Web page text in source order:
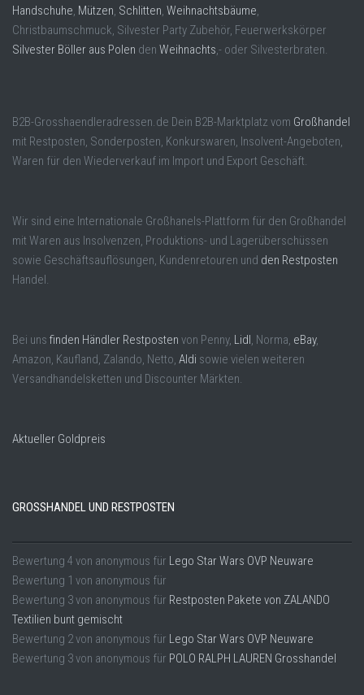
Handschuhe, Mützen, Schlitten, Weihnachtsbäume,
Christbaumschmuck, Silvester Party Zubehör, Feuerwerkskörper
Silvester Böller aus Polen den Weihnachts,- oder Silvesterbraten.
B2B-Grosshaendleradressen.de Dein B2B-Marktplatz vom Großhandel
mit Restposten, Sonderposten, Konkurswaren, Insolvent-Angeboten,
Waren für den Wiederverkauf im Import und Export Geschäft.
Wir sind eine Internationale Großhanels-Plattform für den Großhandel
mit Waren aus Insolvenzen, Produktions- und Lagerüberschüssen
sowie Geschäftsauflösungen, Kundenretouren und den Restposten
Handel.
Bei uns finden Händler Restposten von Penny, Lidl , Norma, eBay,
Amazon, Kaufland, Zalando, Netto, Aldi sowie vielen weiteren
Versandhandelsketten und Discounter Märkten.
Aktueller Goldpreis
GROSSHANDEL UND RESTPOSTEN
Bewertung 4 von anonymous für Lego Star Wars OVP Neuware
Bewertung 1 von anonymous für
Bewertung 3von anonymous für Restposten Pakete von ZALANDO
Textilien bunt gemischt
Bewertung 2von anonymous für Lego Star Wars OVP Neuware
Bewertung 3von anonymous für POLO RALPH LAUREN Grosshandel